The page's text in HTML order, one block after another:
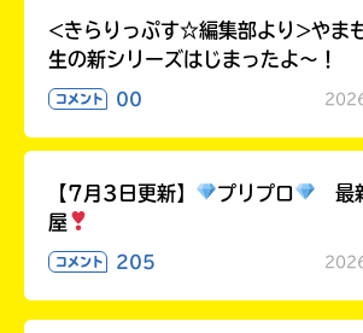
<きらりっぷす☆編集部より>やま
生の新シリーズはじまったよ～！
コメント 00
【7月3日更新】 プリプロ
最
屋
コメント 205
あ
で、
一
て